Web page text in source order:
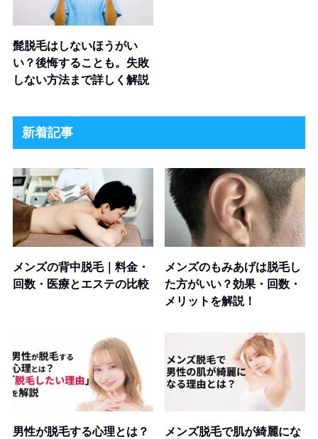
髭脱毛はしないほうがい
い？後悔することも。失敗
しない方法まで詳しく解説
新着記事
メンズの背中脱毛｜料金・
回数・医療とエステの比較
メンズのもみあげは脱毛し
た方がいい？効果・回数・
メリットを解説！
男性が脱毛する心理とは？
メンズ脱毛で肌が綺麗にな